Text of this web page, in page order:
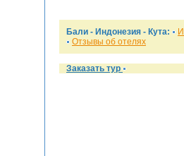
Бали - Индонезия - Кута:
Отзывы об отелях
Заказать тур